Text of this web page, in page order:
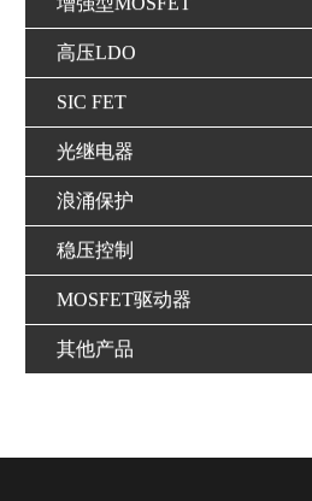
高压LDO
SIC FET
光继电器
浪涌保护
稳压控制
MOSFET驱动器
其他产品